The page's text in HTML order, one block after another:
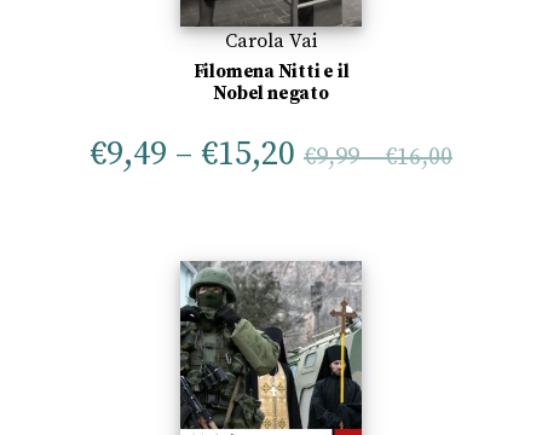
Carola Vai
Filomena Nitti e il
Nobel negato
€9,49 – €15,20 €9,99–€16,00